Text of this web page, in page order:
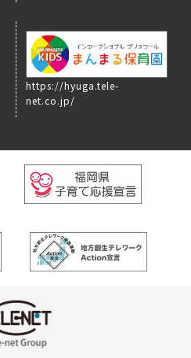
https://hyuga.tele-
net.co.jp/